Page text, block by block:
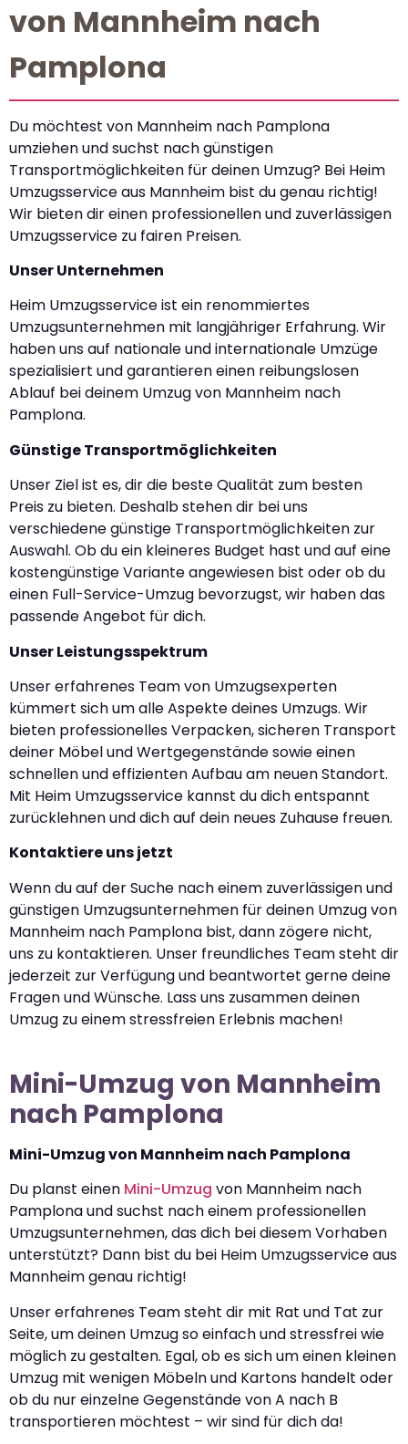
von Mannheim nach
Pamplona
Du möchtest von Mannheim nach Pamplona
umziehen und suchst nach günstigen
Transportmöglichkeiten für deinen Umzug? Bei Heim
Umzugsservice aus Mannheim bist du genau richtig!
Wir bieten dir einen professionellen und zuverlässigen
Umzugsservice zu fairen Preisen.
Unser Unternehmen
Heim Umzugsservice ist ein renommiertes
Umzugsunternehmen mit langjähriger Erfahrung. Wir
haben uns auf nationale und internationale Umzüge
spezialisiert und garantieren einen reibungslosen
Ablauf bei deinem Umzug von Mannheim nach
Pamplona.
Günstige Transportmöglichkeiten
Unser Ziel ist es, dir die beste Qualität zum besten
Preis zu bieten. Deshalb stehen dir bei uns
verschiedene günstige Transportmöglichkeiten zur
Auswahl. Ob du ein kleineres Budget hast und auf eine
kostengünstige Variante angewiesen bist oder ob du
einen Full-Service-Umzug bevorzugst, wir haben das
passende Angebot für dich.
Unser Leistungsspektrum
Unser erfahrenes Team von Umzugsexperten
kümmert sich um alle Aspekte deines Umzugs. Wir
bieten professionelles Verpacken, sicheren Transport
deiner Möbel und Wertgegenstände sowie einen
schnellen und effizienten Aufbau am neuen Standort.
Mit Heim Umzugsservice kannst du dich entspannt
zurücklehnen und dich auf dein neues Zuhause freuen.
Kontaktiere uns jetzt
Wenn du auf der Suche nach einem zuverlässigen und
günstigen Umzugsunternehmen für deinen Umzug von
Mannheim nach Pamplona bist, dann zögere nicht,
uns zu kontaktieren. Unser freundliches Team steht dir
jederzeit zur Verfügung und beantwortet gerne deine
Fragen und Wünsche. Lass uns zusammen deinen
Umzug zu einem stressfreien Erlebnis machen!
Mini-Umzug von Mannheim
nach Pamplona
Mini-Umzug von Mannheim nach Pamplona
Du planst einen Mini-Umzug von Mannheim nach
Pamplona und suchst nach einem professionellen
Umzugsunternehmen, das dich bei diesem Vorhaben
unterstützt? Dann bist du bei Heim Umzugsservice aus
Mannheim genau richtig!
Unser erfahrenes Team steht dir mit Rat und Tat zur
Seite, um deinen Umzug so einfach und stressfrei wie
möglich zu gestalten. Egal, ob es sich um einen kleinen
Umzug mit wenigen Möbeln und Kartons handelt oder
ob du nur einzelne Gegenstände von A nach B
transportieren möchtest – wir sind für dich da!